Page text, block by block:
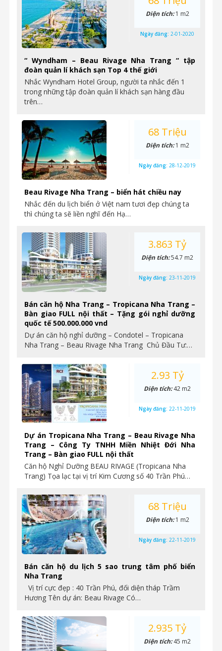
“ Wyndham – Beau Rivage Nha Trang “ tập
đoàn quản lí khách sạn Top 4 thế giới
Nhắc Wyndham Hotel Group, người ta nhắc đến 1
trong những tập đoàn quản lí khách sạn hàng đầu
trên…
Diện tích:1 m2
Ngày đăng: 2-01-2020
Beau Rivage Nha Trang – biển hát chiều nay
Nhắc đến du lịch biển ở Việt nam tươi đẹp chúng ta
thì chúng ta sẽ liền nghĩ đến Hạ…
68 Triệu
Diện tích:1 m2
Ngày đăng: 28-12-2019
Bán căn hộ Nha Trang – Tropicana Nha Trang –
Bàn giao FULL nội thất – Tặng gói nghỉ dưỡng
quốc tế 500.000.000 vnd
Dự án căn hộ nghỉ dưỡng – Condotel – Tropicana
Nha Trang – Beau Rivage Nha Trang Chủ Đầu Tư:…
3.863 Tỷ
Diện tích:54.7 m2
Ngày đăng: 23-11-2019
Dự án Tropicana Nha Trang – Beau Rivage Nha
Trang – Công Ty TNHH Miền Nhiệt Đới Nha
Trang – Bàn giao FULL nội thất
Căn hộ Nghỉ Dưỡng BEAU RIVAGE (Tropicana Nha
Trang) Tọa lạc tại vị trí Kim Cương số 40 Trần Phú…
2.93 Tỷ
Diện tích:42 m2
Ngày đăng: 22-11-2019
Bán căn hộ du lịch 5 sao trung tâm phố biển
Nha Trang
Vị trí cực đẹp : 40 Trần Phú, đối diện tháp Trầm
Hương Tên dự án: Beau Rivage Có…
68 Triệu
Diện tích:1 m2
Ngày đăng: 22-11-2019
2.935 Tỷ
Diện tích:45 m2